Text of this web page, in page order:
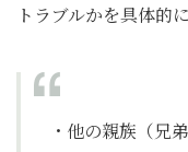
トラブルかを具体的
・他の親族（兄